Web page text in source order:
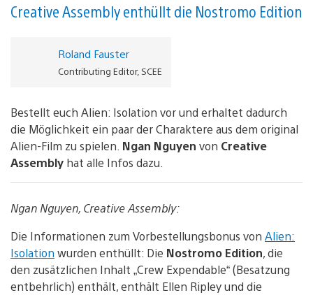
Creative Assembly enthüllt die Nostromo Edition
Roland Fauster
Contributing Editor, SCEE
Bestellt euch Alien: Isolation vor und erhaltet dadurch
die Möglichkeit ein paar der Charaktere aus dem original
Alien-Film zu spielen. Ngan Nguyen von Creative
Assembly hat alle Infos dazu.
Ngan Nguyen, Creative Assembly:
Die Informationen zum Vorbestellungsbonus von Alien:
Isolation wurden enthüllt: Die Nostromo Edition, die
den zusätzlichen Inhalt „Crew Expendable“ (Besatzung
entbehrlich) enthält, enthält Ellen Ripley und die